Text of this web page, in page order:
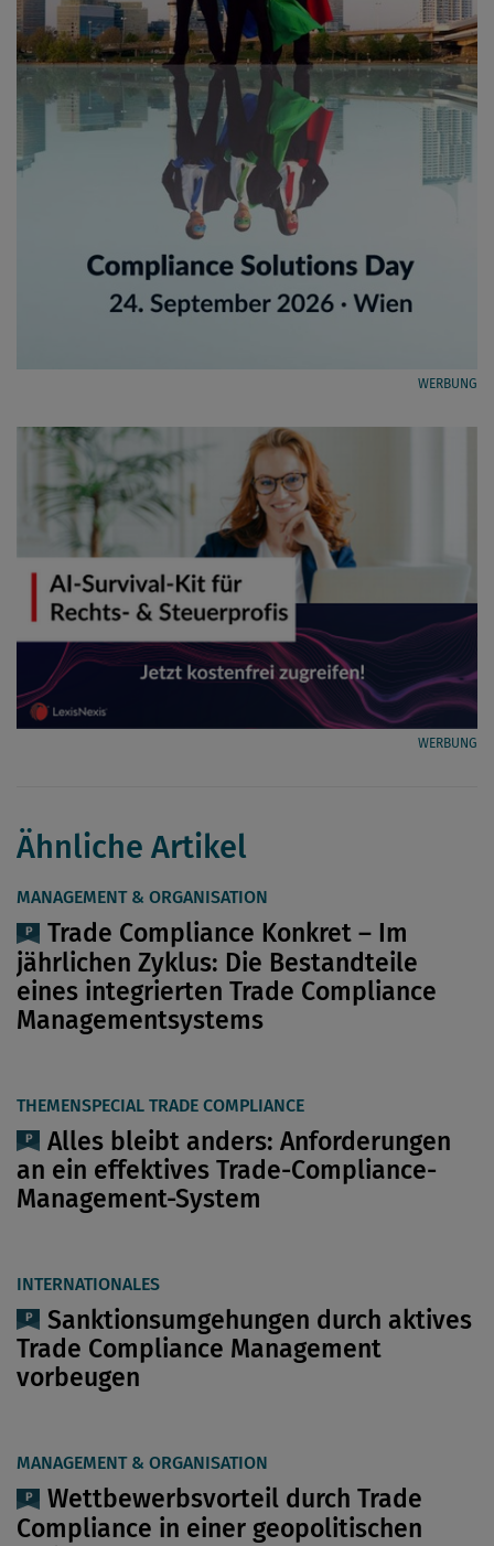
WERBUNG
WERBUNG
Ähnliche Artikel
MANAGEMENT & ORGANISATION
Trade Compliance Konkret – Im
jährlichen Zyklus: Die Bestandteile
eines integrierten Trade Compliance
Managementsystems
THEMENSPECIAL TRADE COMPLIANCE
Alles bleibt anders: Anforderungen
an ein effektives Trade-Compliance-
Management-System
INTERNATIONALES
Sanktionsumgehungen durch aktives
Trade Compliance Management
vorbeugen
MANAGEMENT & ORGANISATION
Wettbewerbsvorteil durch Trade
Compliance in einer geopolitischen